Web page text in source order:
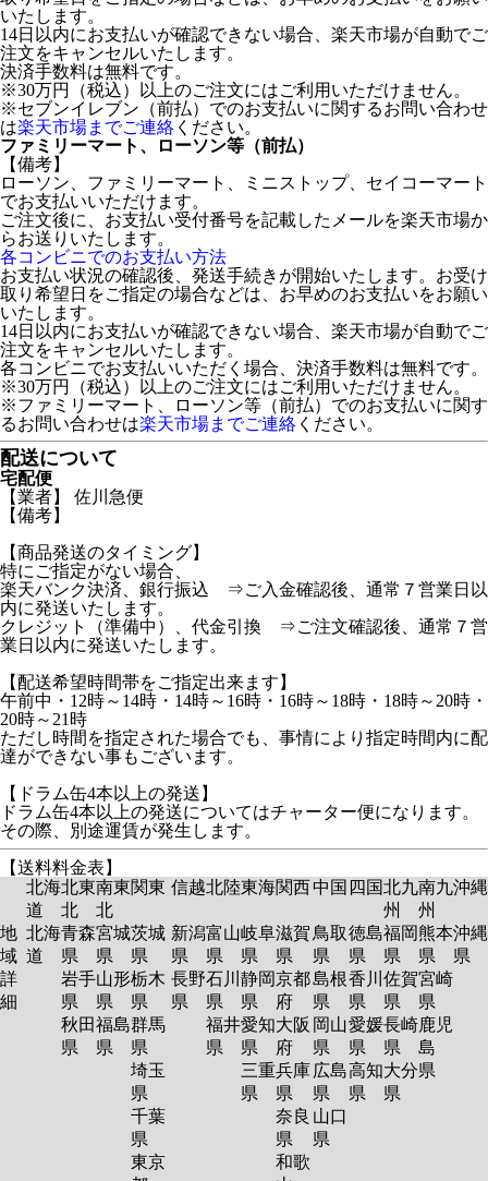
いたします。
14日以内にお支払いが確認できない場合、楽天市場が自動でご
注文をキャンセルいたします。
決済手数料は無料です。
※30万円（税込）以上のご注文にはご利用いただけません。
※セブンイレブン（前払）でのお支払いに関するお問い合わせ
は楽天市場までご連絡 ください。
ファミリーマート、ローソン等（前払）
【備考】
ローソン、ファミリーマート、ミニストップ、セイコーマート
でお支払いいただけます。
ご注文後に、お支払い受付番号を記載したメールを楽天市場か
らお送りいたします。
各コンビニでのお支払い方法
お支払い状況の確認後、発送手続きが開始いたします。お受け
取り希望日をご指定の場合などは、お早めのお支払いをお願い
いたします。
14日以内にお支払いが確認できない場合、楽天市場が自動でご
注文をキャンセルいたします。
各コンビニでお支払いいただく場合、決済手数料は無料です。
※30万円（税込）以上のご注文にはご利用いただけません。
※ファミリーマート、ローソン等（前払）でのお支払いに関す
るお問い合わせは楽天市場までご連絡 ください。
配送について
宅配便
【業者】 佐川急便
【備考】
【商品発送のタイミング】
特にご指定がない場合、
楽天バンク決済、銀行振込 ⇒ご入金確認後、通常７営業日以
内に発送いたします。
クレジット（準備中）、代金引換 ⇒ご注文確認後、通常７営
業日以内に発送いたします。
【配送希望時間帯をご指定出来ます】
午前中・12時～14時・14時～16時・16時～18時・18時～20時・
20時～21時
ただし時間を指定された場合でも、事情により指定時間内に配
達ができない事もございます。
【ドラム缶4本以上の発送】
ドラム缶4本以上の発送についてはチャーター便になります。
その際、別途運賃が発生します。
【送料料金表】
北海
道
北東
北
南東
北
関東 信越北陸東海関西中国 四国北九
州
南九
州
沖縄
地
域
詳
細
北海
道
青森
県
岩手
県
秋田
県
宮城
県
山形
県
福島
県
茨城
県
栃木
県
群馬
県
埼玉
県
千葉
県
東京
新潟
県
長野
県
富山
県
石川
県
福井
県
岐阜
県
静岡
県
愛知
県
三重
県
滋賀
県
京都
府
大阪
府
兵庫
県
奈良
県
和歌
鳥取
県
島根
県
岡山
県
広島
県
山口
県
徳島
県
香川
県
愛媛
県
高知
県
福岡
県
佐賀
県
長崎
県
大分
県
熊本
県
宮崎
県
鹿児
島
県
沖縄
県